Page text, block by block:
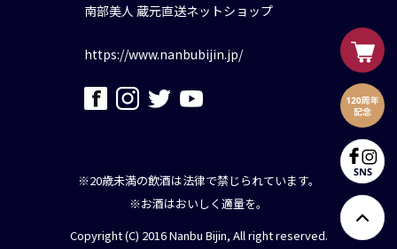
南部美人 蔵元直送ネットショップ
https://www.nanbubijin.jp/
※20歳未満の飲酒は法律で禁じられています。
※お酒はおいしく適量を。
Copyright (C) 2016 Nanbu Bijin, All right reserved.